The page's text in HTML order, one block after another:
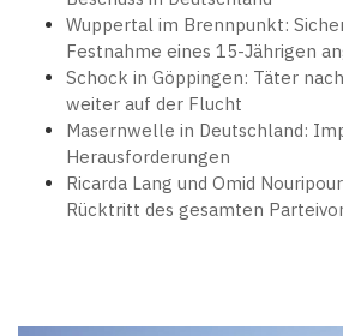
Wuppertal im Brennpunkt:
Festnahme eines 15-Jährigen
Schock in Göppingen: Täter
weiter auf der Flucht
Masernwelle in Deutschland:
Herausforderungen
Ricarda Lang und Omid
Rücktritt des gesamten